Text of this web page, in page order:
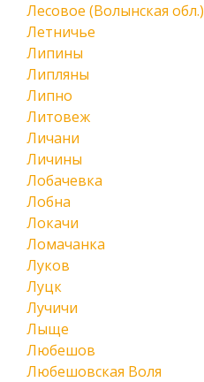
Лесовое (Волынская обл.)
Летничье
Липины
Липляны
Липно
Литовеж
Личани
Личины
Лобачевка
Лобна
Локачи
Ломачанка
Луков
Луцк
Лучичи
Лыще
Любешов
Любешовская Воля